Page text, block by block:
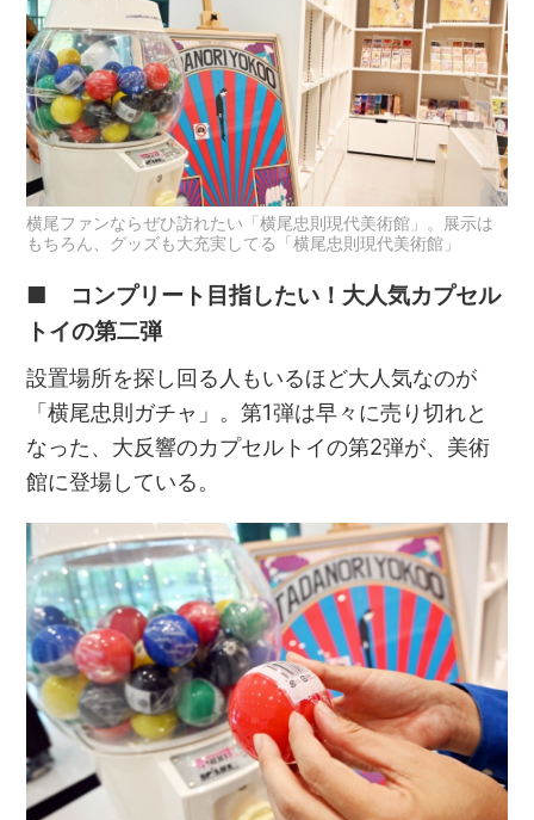
横尾ファンならぜひ訪れたい「横尾忠則現代美術館」。展示は
もちろん、グッズも大充実してる「横尾忠則現代美術館」
■ コンプリート目指したい！大人気カプセル
トイの第二弾
設置場所を探し回る人もいるほど大人気なのが
「横尾忠則ガチャ」。第1弾は早々に売り切れと
なった、大反響のカプセルトイの第2弾が、美術
館に登場している。